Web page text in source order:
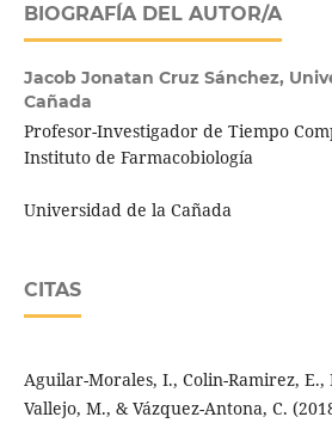
BIOGRAFÍA DEL AUTOR/A
Jacob Jonatan Cruz Sánchez,
Cañada
Profesor-Investigador de Tiempo
Instituto de Farmacobiología
Universidad de la Cañada
CITAS
Aguilar-Morales, I., Colin-Ramirez, E.,
Vallejo, M., & Vázquez-Antona, C.